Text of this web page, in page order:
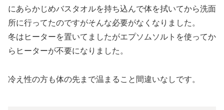
にあらかじめバスタオルを持ち込んで体を拭いてから洗面
所に行ってたのですがそんな必要がなくなりました。
冬はヒーターを置いてましたがエプソムソルトを使ってか
らヒーターが不要になりました。
冷え性の方も体の先まで温まること間違いなしです。